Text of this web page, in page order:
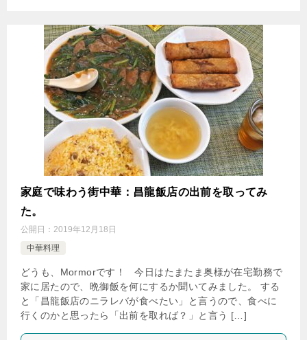
家庭で味わう街中華：昌龍飯店の出前を取ってみ
た。
公開日： 2019年12月18日
中華料理
どうも、Mormorです！ 今日はたまたま奥様が在宅勤務で
家に居たので、晩御飯を何にするか聞いてみました。 する
と「昌龍飯店のニラレバが食べたい」と言うので、食べに
行くのかと思ったら「出前を取れば？」と言う […]